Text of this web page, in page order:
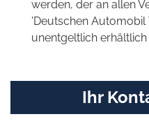
werden, der an allen
'Deutschen Automobil
unentgeltlich
Ihr